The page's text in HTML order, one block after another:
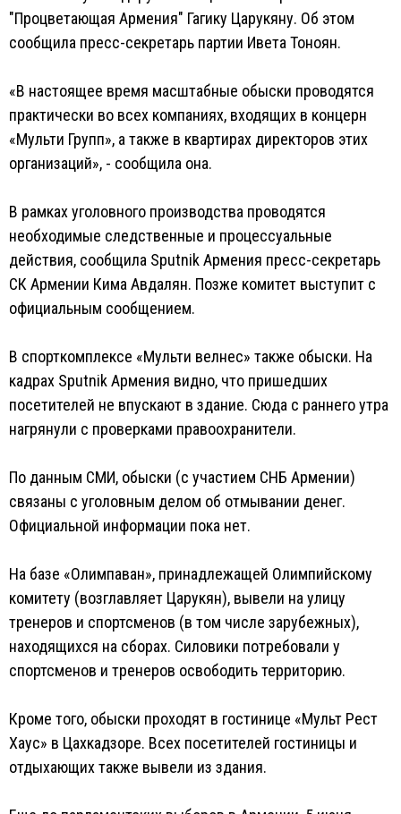
"Процветающая Армения" Гагику Царукяну. Об этом
сообщила пресс-секретарь партии Ивета Тоноян.
«В настоящее время масштабные обыски проводятся
практически во всех компаниях, входящих в концерн
«Мульти Групп», а также в квартирах директоров этих
организаций», - сообщила она.
В рамках уголовного производства проводятся
необходимые следственные и процессуальные
действия, сообщила Sputnik Армения пресс-секретарь
СК Армении Кима Авдалян. Позже комитет выступит с
официальным сообщением.
В спорткомплексе «Мульти велнес» также обыски. На
кадрах Sputnik Армения видно, что пришедших
посетителей не впускают в здание. Сюда с раннего утра
нагрянули с проверками правоохранители.
По данным СМИ, обыски (с участием СНБ Армении)
связаны с уголовным делом об отмывании денег.
Официальной информации пока нет.
На базе «Олимпаван», принадлежащей Олимпийскому
комитету (возглавляет Царукян), вывели на улицу
тренеров и спортсменов (в том числе зарубежных),
находящихся на сборах. Силовики потребовали у
спортсменов и тренеров освободить территорию.
Кроме того, обыски проходят в гостинице «Мульт Рест
Хаус» в Цахкадзоре. Всех посетителей гостиницы и
отдыхающих также вывели из здания.